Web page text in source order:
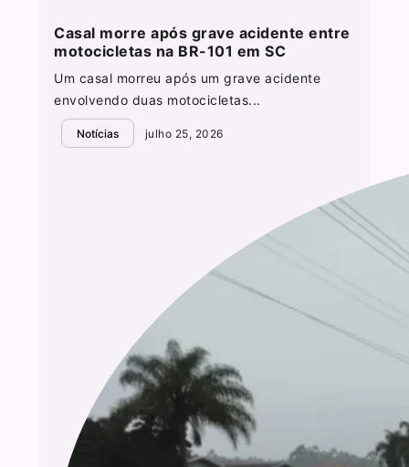
Casal morre após grave acidente entre
motocicletas na BR-101 em SC
Um casal morreu após um grave acidente
envolvendo duas motocicletas...
Notícias julho 25, 2026